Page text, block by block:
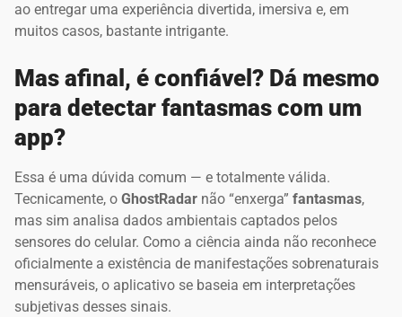
ao entregar uma experiência divertida, imersiva e, em
muitos casos, bastante intrigante.
Mas afinal, é confiável? Dá mesmo
para detectar fantasmas com um
app?
Essa é uma dúvida comum — e totalmente válida.
Tecnicamente, o GhostRadar não “enxerga” fantasmas,
mas sim analisa dados ambientais captados pelos
sensores do celular. Como a ciência ainda não reconhece
oficialmente a existência de manifestações sobrenaturais
mensuráveis, o aplicativo se baseia em interpretações
subjetivas desses sinais.